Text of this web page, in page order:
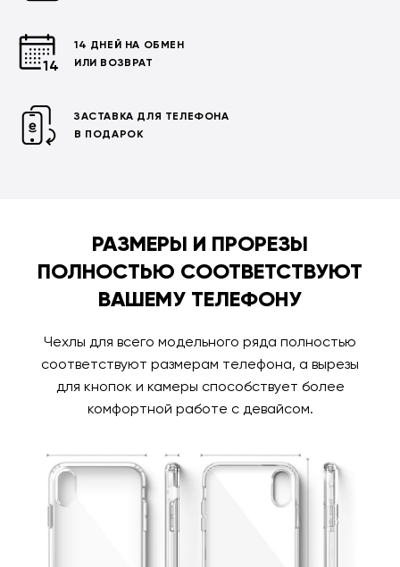
14 ДНЕЙ НА ОБМЕН
ИЛИ ВОЗВРАТ
ЗАСТАВКА ДЛЯ ТЕЛЕФОНА
В ПОДАРОК
РАЗМЕРЫ И ПРОРЕЗЫ
ПОЛНОСТЬЮ СООТВЕТСТВУЮТ
ВАШЕМУ ТЕЛЕФОНУ
Чехлы для всего модельного ряда полностью
соответствуют размерам телефона, а вырезы
для кнопок и камеры способствует более
комфортной работе с девайсом.